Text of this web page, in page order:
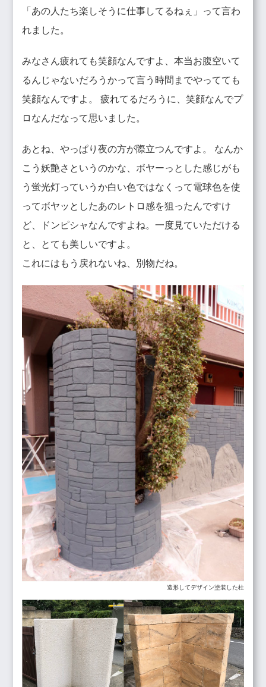
「あの人たち楽しそうに仕事してるねぇ」って言わ
れました。
みなさん疲れても笑顔なんですよ、本当お腹空いて
るんじゃないだろうかって言う時間までやってても
笑顔なんですよ。 疲れてるだろうに、笑顔なんでプ
ロなんだなって思いました。
あとね、やっぱり夜の方が際立つんですよ。 なんか
こう妖艶さというのかな、ボヤーっとした感じがも
う蛍光灯っていうか白い色ではなくって電球色を使
ってボヤッとしたあのレトロ感を狙ったんですけ
ど、
ドンピシャなんですよね。一度見ていただける
と、とても美しいですよ。
これにはもう戻れないね、別物だね。
造形してデザイン塗装した柱